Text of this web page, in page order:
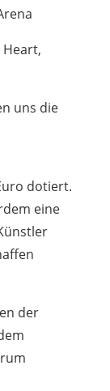
Heart,
uns die
dotiert.
eine
der